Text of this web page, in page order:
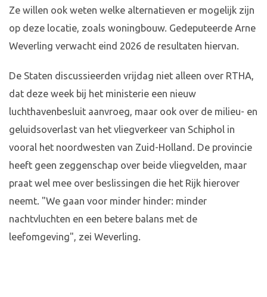
Ze willen ook weten welke alternatieven er mogelijk zijn
op deze locatie, zoals woningbouw. Gedeputeerde Arne
Weverling verwacht eind 2026 de resultaten hiervan.
De Staten discussieerden vrijdag niet alleen over RTHA,
dat deze week bij het ministerie een nieuw
luchthavenbesluit aanvroeg, maar ook over de milieu- en
geluidsoverlast van het vliegverkeer van Schiphol in
vooral het noordwesten van Zuid-Holland. De provincie
heeft geen zeggenschap over beide vliegvelden, maar
praat wel mee over beslissingen die het Rijk hierover
neemt. "We gaan voor minder hinder: minder
nachtvluchten en een betere balans met de
leefomgeving", zei Weverling.